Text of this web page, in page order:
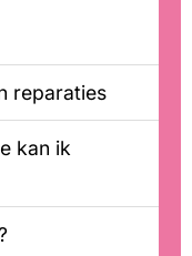
reparaties
kan ik